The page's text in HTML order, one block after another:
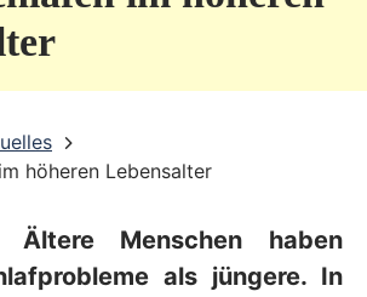
höheren Lebensalter
Ältere Menschen haben
als jüngere. In